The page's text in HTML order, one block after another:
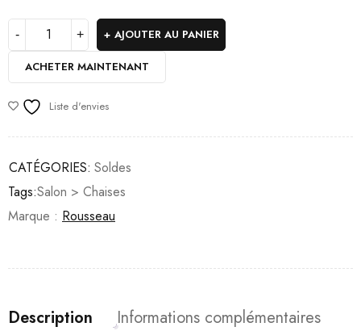
AJOUTER AU PANIER
ACHETER MAINTENANT
Liste d'envies
CATÉGORIES: Soldes
Tags:Salon > Chaises
Marque : Rousseau
Description
Informations complémentaires